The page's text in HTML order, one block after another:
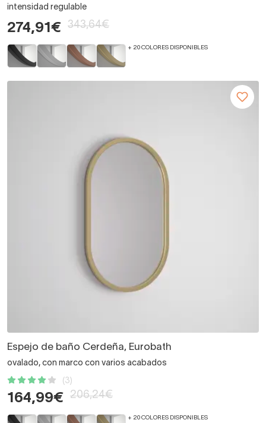
intensidad regulable
274,91€ 343,64€
+ 20 COLORES DISPONIBLES
Espejo de baño Cerdeña, Eurobath
ovalado, con marco con varios acabados
(3)
164,99€ 206,24€
+ 20 COLORES DISPONIBLES